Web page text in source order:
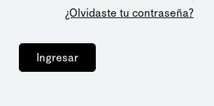
¿Olvidaste tu contraseña?
Ingresar